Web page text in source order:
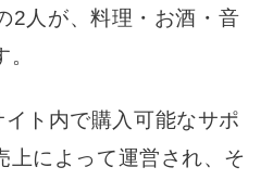
2人が、料理・お酒・音
ト内で購入可能なサポ
上によって運営され、そ